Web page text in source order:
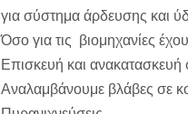
για σύστημα άρδευσης και
Όσο για τις βιομηχανίες
Επισκευή και ανακατασκευή
Αναλαμβάνουμε βλάβες σε